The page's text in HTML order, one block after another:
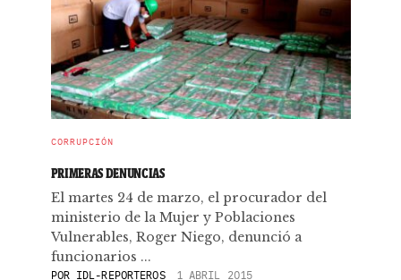
CORRUPCIÓN
PRIMERAS DENUNCIAS
El martes 24 de marzo, el procurador del
ministerio de la Mujer y Poblaciones
Vulnerables, Roger Niego, denunció a
funcionarios ...
POR IDL-REPORTEROS 1 ABRIL 2015